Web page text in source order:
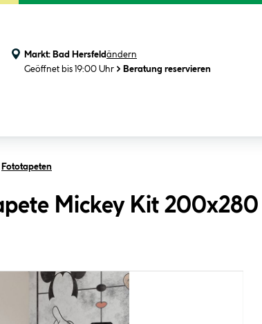
Markt: Bad Hersfeldändern
Geöffnet bis 19:00 Uhr
Beratung reservieren
Fototapeten
Mickey Kit 200x280